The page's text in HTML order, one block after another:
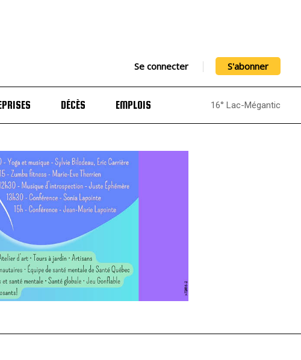
Se connecter S'abonner
DÉCÈS EMPLOIS 16° Lac-Mégantic